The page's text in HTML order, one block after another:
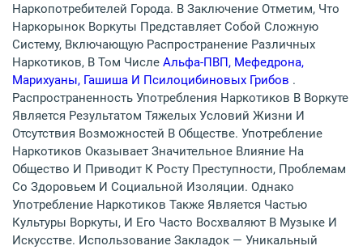
Наркопотребителей Города. В Заключение Отметим, Что
Наркорынок Воркуты Представляет Собой Сложную
Систему, Включающую Распространение Различных
Наркотиков, В Том Числе Альфа-ПВП, Мефедрона,
Марихуаны, Гашиша И Псилоцибиновых Грибов .
Распространенность Употребления Наркотиков В Воркуте
Является Результатом Тяжелых Условий Жизни И
Отсутствия Возможностей В Обществе. Употребление
Наркотиков Оказывает Значительное Влияние На
Общество И Приводит К Росту Преступности, Проблемам
Со Здоровьем И Социальной Изоляции. Однако
Употребление Наркотиков Также Является Частью
Культуры Воркуты, И Его Часто Восхваляют В Музыке И
Искусстве. Использование Закладок — Уникальный